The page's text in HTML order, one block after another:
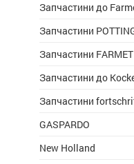
Запчастини до
Запчастини
Запчастини FARMET
Запчастини до
Запчастини
GASPARDO
New Holland